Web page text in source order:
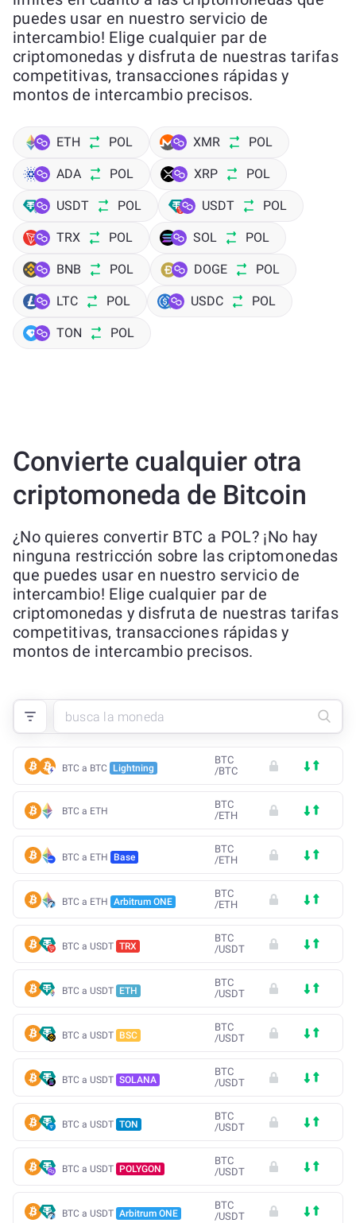
puedes usar en nuestro servicio de
intercambio! Elige cualquier par de
criptomonedas y disfruta de nuestras tarifas
competitivas, transacciones rápidas y
montos de intercambio precisos.
ETH POL XMR POL
ADA POL XRP POL
USDT POL USDT POL
TRX POL SOL POL
BNB POL DOGE POL
LTC POL USDC POL
TON POL
Convierte cualquier otra
criptomoneda de Bitcoin
¿No quieres convertir BTC a POL? ¡No hay
ninguna restricción sobre las criptomonedas
que puedes usar en nuestro servicio de
intercambio! Elige cualquier par de
criptomonedas y disfruta de nuestras tarifas
competitivas, transacciones rápidas y
montos de intercambio precisos.
BTC a BTC Lightning
BTC
/BTC
BTC a ETH
BTC
/ETH
BTC a ETH Base
BTC
/ETH
BTC a ETH Arbitrum ONE
BTC
/ETH
BTC a USDT TRX
BTC
/USDT
BTC a USDT ETH
BTC
/USDT
BTC a USDT BSC
BTC
/USDT
BTC a USDT SOLANA
BTC
/USDT
BTC a USDT TON
BTC
/USDT
BTC a USDT POLYGON
BTC
/USDT
BTC a USDT Arbitrum ONE
BTC
/USDT